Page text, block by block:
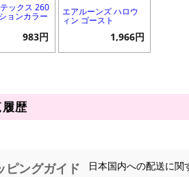
ックス 260
ョンカラー
983円
エアルーンズ ハロウ
ィン ゴースト
1,966円
歴
ピングガイド 日本国内への配送に関